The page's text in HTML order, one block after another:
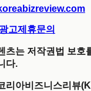
광고제휴문의
츠는 저작권법 보호
다.
리아비즈니스리뷰